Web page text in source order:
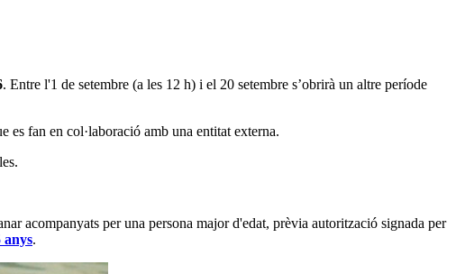
. Entre l'1 de setembre (a les 12 h) i el 20 setembre s’obrirà un altre període
es fan en col·laboració amb una entitat externa.
acompanyats per una persona major d'edat, prèvia autorització signada per
anys.